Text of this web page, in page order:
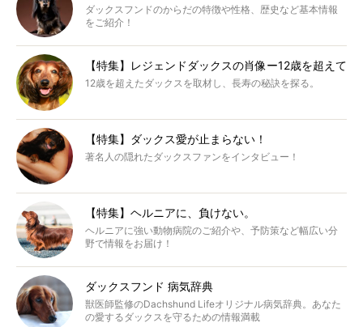
ダックスフンドのからだの特徴や性格、歴史など基本情報
をご紹介！
【特集】レジェンドダックスの肖像ー12歳を超えて
12歳を超えたダックスを取材し、長寿の秘訣を探る。
【特集】ダックス愛が止まらない！
著名人の隠れたダックスファンをインタビュー！
【特集】ヘルニアに、負けない。
ヘルニアに強い動物病院のご紹介や、予防策など幅広い分
野で情報をお届け！
ダックスフンド 病気辞典
獣医師監修のDachshund Lifeオリジナル病気辞典。あなた
の愛するダックスを守るための情報満載